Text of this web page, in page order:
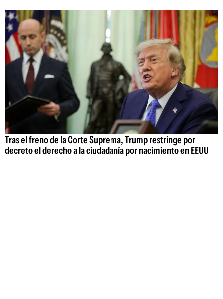
Tras el freno de la Corte Suprema, Trump restringe por
decreto el derecho a la ciudadanía por nacimiento en EEUU